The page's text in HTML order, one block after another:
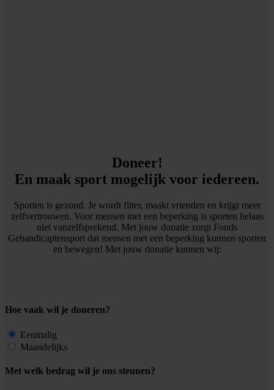
Doneer!
En maak sport mogelijk voor iedereen.
Sporten is gezond. Je wordt fitter, maakt vrienden en krijgt meer
zelfvertrouwen. Voor mensen met een beperking is sporten helaas
niet vanzelfsprekend. Met jouw donatie zorgt Fonds
Gehandicaptensport dat mensen met een beperking kunnen sporten
en bewegen! Met jouw donatie kunnen wij:
Hoe vaak wil je doneren?
Eenmalig
Maandelijks
Met welk bedrag wil je ons steunen?